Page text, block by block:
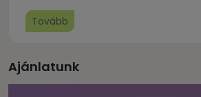
regisztrációhoz kötött, az átutalandó
Ft/pár.Ami ránk vár: jó társaság,
építése.Regisztráció:
Tovább
Ajánlatunk